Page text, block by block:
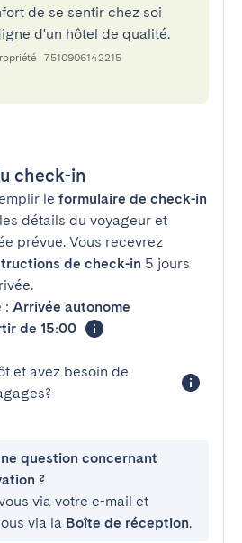
de se sentir chez soi
d'un hôtel de qualité.
: 7510906142215
check-in
le formulaire de check-in
détails du voyageur et
prévue. Vous recevrez
de check-in 5 jours
: Arrivée autonome
de 15:00
et avez besoin de
question concernant
?
via votre e-mail et
via la Boîte de réception.